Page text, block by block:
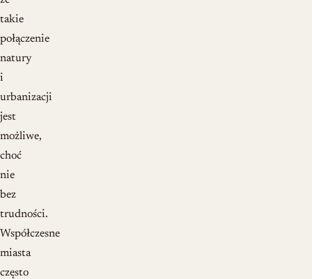
takie
połączenie
natury
i
urbanizacji
jest
możliwe,
choć
nie
bez
trudności.
Współczesne
miasta
często